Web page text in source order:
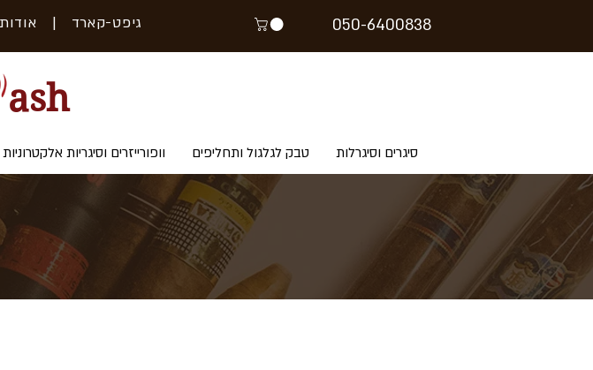
גיפט-קארד | אודות 050-6400838
ash
סיגרים וסיגרלות טבק לגלגול ותחליפים וופורייזרים וסיגריות אלקטרוניות